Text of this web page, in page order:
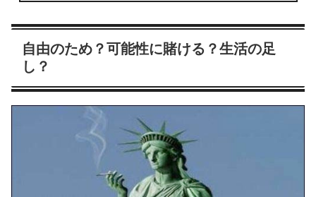
自由のため？可能性に賭ける？生活の足
し？